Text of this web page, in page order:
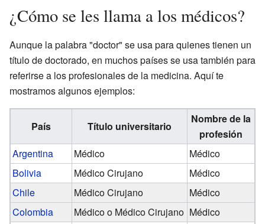
¿Cómo se les llama a los médicos?
Aunque la palabra "doctor" se usa para quienes tienen un
título de doctorado, en muchos países se usa también para
referirse a los profesionales de la medicina. Aquí te
mostramos algunos ejemplos:
País Título universitario
Nombre de la
profesión
Argentina
Médico
Médico
Bolivia
Médico Cirujano
Médico
Chile
Médico Cirujano
Médico
Colombia
Médico o Médico Cirujano Médico